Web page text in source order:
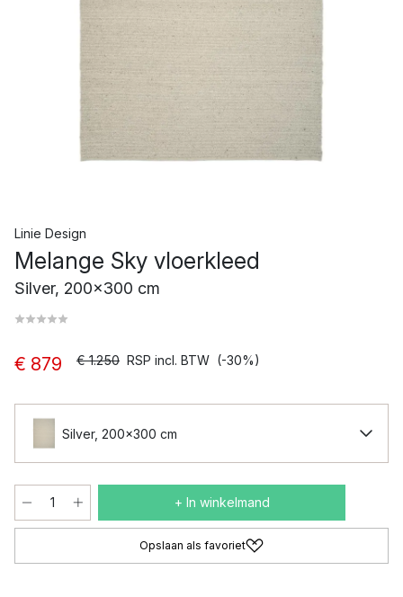
Linie Design
Melange Sky vloerkleed
Silver, 200x300 cm
€ 879 € 1.250 RSP incl. BTW (-30%)
Silver, 200x300 cm
+ In winkelmand
Opslaan als favoriet